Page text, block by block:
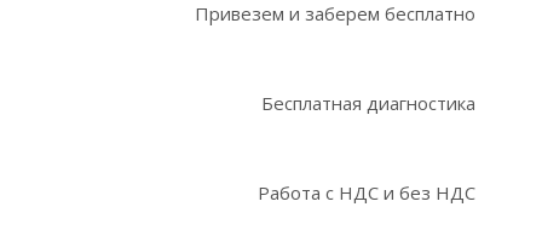
Привезем и заберем бесплатно
Бесплатная диагностика
Работа с НДС и без НДС